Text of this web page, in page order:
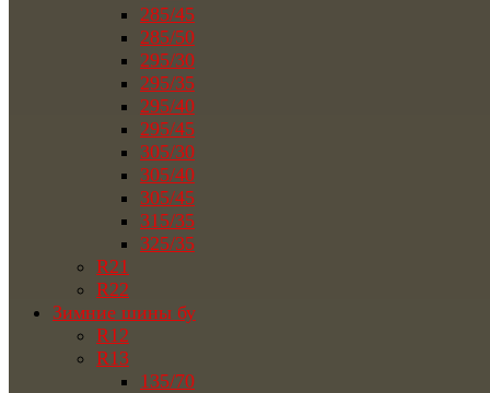
285/45
285/50
295/30
295/35
295/40
295/45
305/30
305/40
305/45
315/35
325/35
R21
R22
Зимние шины бу
R12
R13
135/70